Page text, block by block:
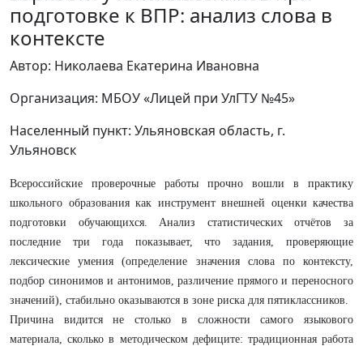
подготовке к ВПР: анализ слова в
контексте
Автор: Николаева Екатерина Ивановна
Организация: МБОУ «Лицей при УлГТУ №45»
Населенный пункт: Ульяновская область, г.
Ульяновск
Всероссийские проверочные работы прочно вошли в практику
школьного образования как инструмент внешней оценки качества
подготовки обучающихся. Анализ статистических отчётов за
последние три года показывает, что задания, проверяющие
лексические умения (определение значения слова по контексту,
подбор синонимов и антонимов, различение прямого и переносного
значений), стабильно оказываются в зоне риска для пятиклассников.
Причина видится не столько в сложности самого языкового
материала, сколько в методическом дефиците: традиционная работа